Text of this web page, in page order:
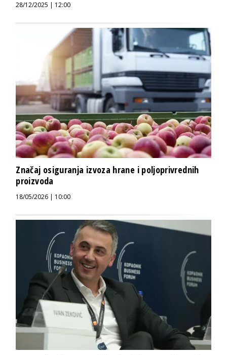
28/12/2025 | 12:00
Značaj osiguranja izvoza hrane i poljoprivrednih
proizvoda
18/05/2026 | 10:00